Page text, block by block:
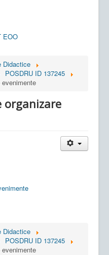
EOO
Didactice
POSDRU ID 137245
organizare
Didactice
POSDRU ID 137245